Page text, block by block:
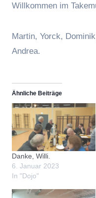
Willkommen im
Martin, Yorck,
Andrea.
Ähnliche Beiträge
Danke, Willi.
6. Januar 2023
In "Dojo"